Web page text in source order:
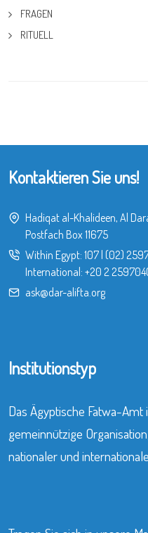
FRAGEN
RITUELL
Kontaktieren Sie uns!
Hadiqat al-Khalideen, Al
Postfach Box 11675
Within Egypt: 107| (02)
International: +20 2
ask@dar-alifta.org
Institutionstyp
Das Ägyptische Fatwa-Amt
gemeinnützige
nationaler und